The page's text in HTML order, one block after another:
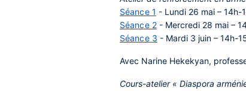
Séance 1 - Lundi 26 mai– 14h-
Séance 2- Mercredi 28 mai–
Séance 3 -Mardi 3 juin– 14h-
Avec Narine Hekekyan,
Cours-atelier « Diaspora